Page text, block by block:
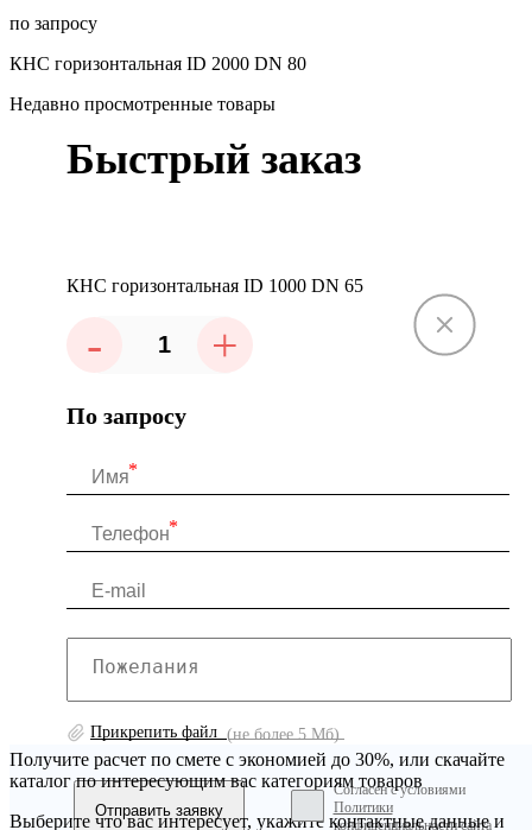
по запросу
КНС горизонтальная ID 2000 DN 80
Недавно просмотренные товары
Быстрый заказ
КНС горизонтальная ID 1000 DN 65
- +
По запросу
Прикрепить файл (не более 5 Мб)
Согласен с условиями
Политики
конфиденциальности сайта
Получите расчет по смете с экономией до 30%, или скачайте
каталог по интересующим вас категориям товаров
Выберите что вас интересует, укажите контактные данные и